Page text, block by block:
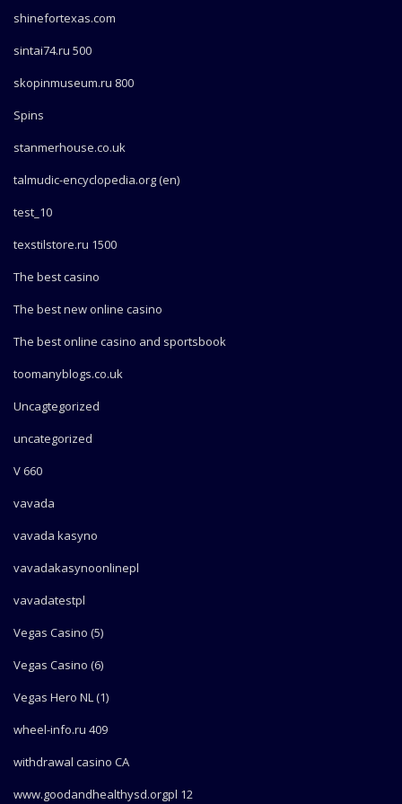
shinefortexas.com
sintai74.ru 500
skopinmuseum.ru 800
Spins
stanmerhouse.co.uk
talmudic-encyclopedia.org (en)
test_10
texstilstore.ru 1500
The best casino
The best new online casino
The best online casino and sportsbook
toomanyblogs.co.uk
Uncagtegorized
uncategorized
V 660
vavada
vavada kasyno
vavadakasynoonlinepl
vavadatestpl
Vegas Casino (5)
Vegas Casino (6)
Vegas Hero NL (1)
wheel-info.ru 409
withdrawal casino CA
www.goodandhealthysd.orgpl 12